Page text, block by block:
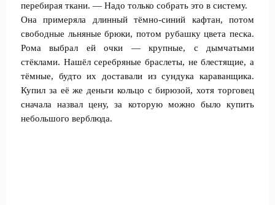
перебирая ткани. — Надо только собрать это в систему.
Она примеряла длинный тёмно-синий кафтан, потом
свободные льняные брюки, потом рубашку цвета песка.
Рома выбрал ей очки — крупные, с дымчатыми
стёклами. Нашёл серебряные браслеты, не блестящие, а
тёмные, будто их доставали из сундука караванщика.
Купил за её же деньги кольцо с бирюзой, хотя торговец
сначала назвал цену, за которую можно было купить
небольшого верблюда.